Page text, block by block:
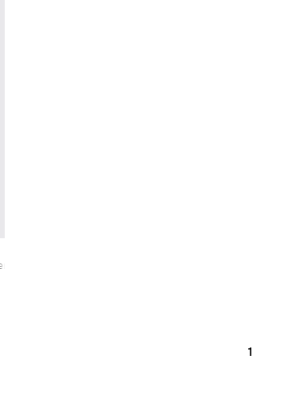
Knöchel und Gummisohle
1